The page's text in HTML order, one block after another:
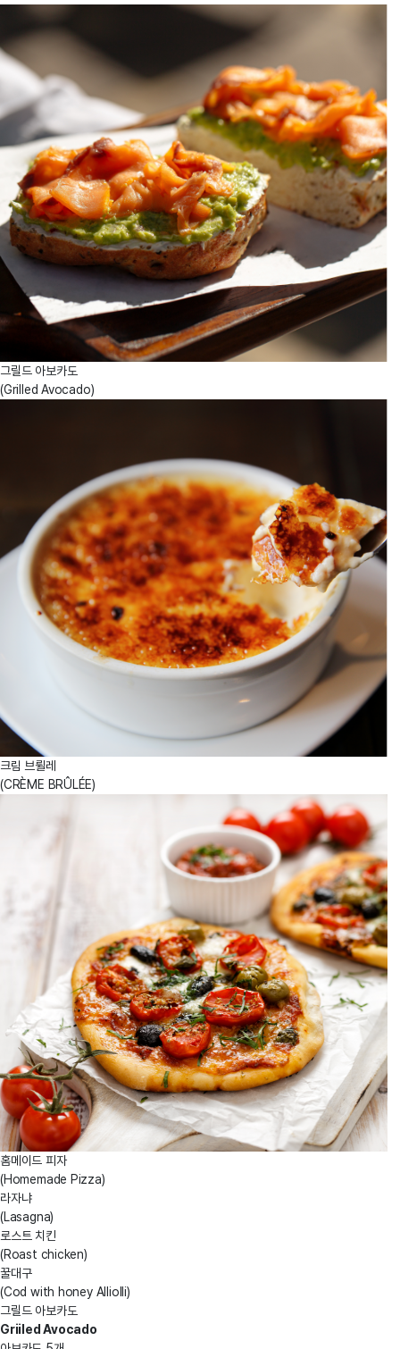
그릴드 아보카도
(Grilled Avocado)
크림 브륄레
(CRÈME BRÛLÉE)
홈메이드 피자
(Homemade Pizza)
라자냐
(Lasagna)
로스트 치킨
(Roast chicken)
꿀대구
(Cod with honey Alliolli)
그릴드 아보카도
Griiled Avocado
개인정보
이용기간
또는
정보주체로부터
개인정보를
수집
시에
동의
받은
개인정보
보유,
이용기간
내에서
개인정보를
처리,
보유합니다.
②
개인정보의
기간은
5년입니다.